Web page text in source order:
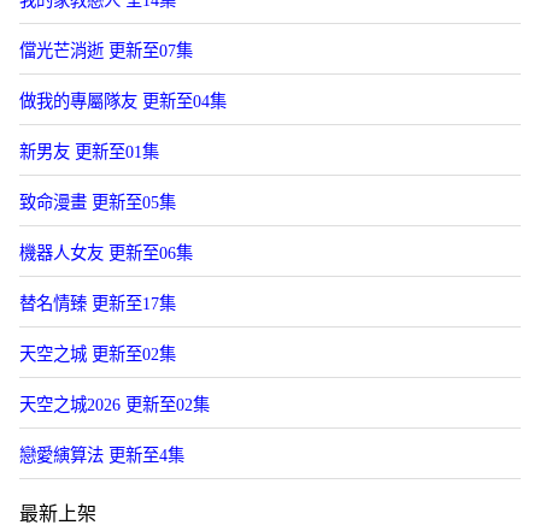
儅光芒消逝 更新至07集
做我的專屬隊友 更新至04集
新男友 更新至01集
致命漫畫 更新至05集
機器人女友 更新至06集
替名情臻 更新至17集
天空之城 更新至02集
天空之城2026 更新至02集
戀愛縯算法 更新至4集
最新上架